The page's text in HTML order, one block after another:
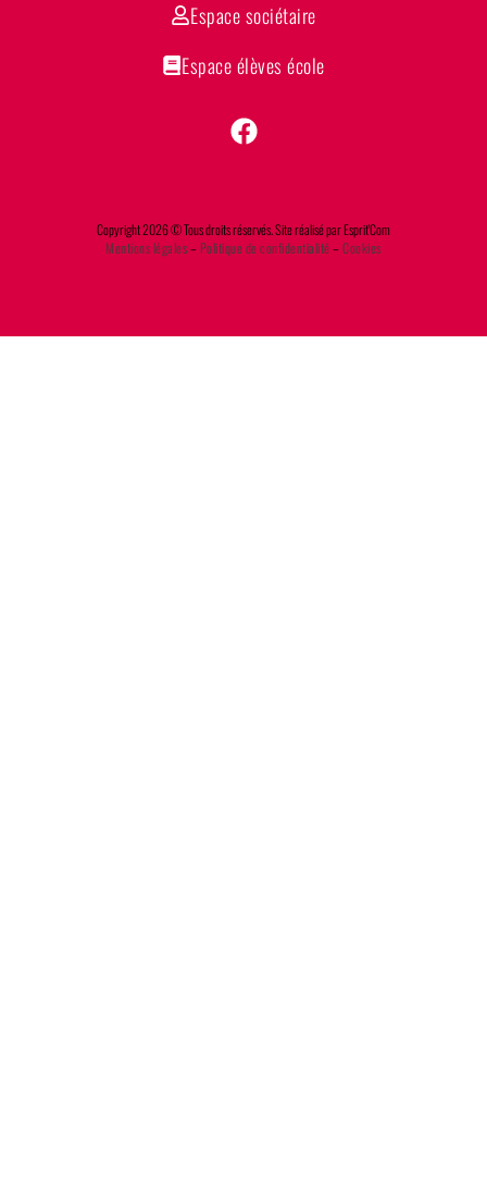
Espace sociétaire
Espace élèves école
Copyright 2026 © Tous droits réservés. Site réalisé par Esprit'Com
Mentions légales–Politique de confidentialité–Cookies